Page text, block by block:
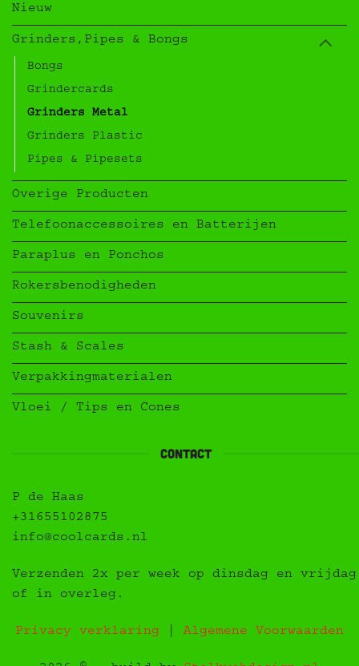
Nieuw
Grinders,Pipes & Bongs
Bongs
Grindercards
Grinders Metal
Grinders Plastic
Pipes & Pipesets
Overige Producten
Telefoonaccessoires en Batterijen
Paraplus en Ponchos
Rokersbenodigheden
Souvenirs
Stash & Scales
Verpakkingmaterialen
Vloei / Tips en Cones
contact
P de Haas
+31655102875
info@coolcards.nl
Verzenden 2x per week op dinsdag en vrijdag
of in overleg.
Privacy verklaring Algemene Voorwaarden